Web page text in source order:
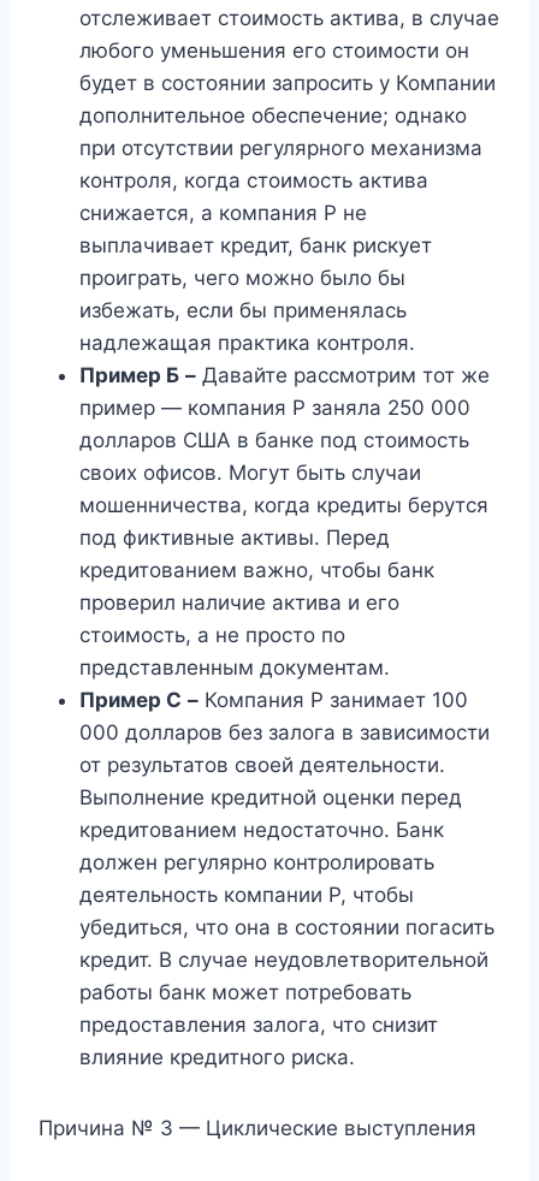
отслеживает стоимость актива, в случае
любого уменьшения его стоимости он
будет в состоянии запросить у Компании
дополнительное обеспечение; однако
при отсутствии регулярного механизма
контроля, когда стоимость актива
снижается, а компания Р не
выплачивает кредит, банк рискует
проиграть, чего можно было бы
избежать, если бы применялась
надлежащая практика контроля.
Пример Б – Давайте рассмотрим тот же
пример — компания P заняла 250 000
долларов США в банке под стоимость
своих офисов. Могут быть случаи
мошенничества, когда кредиты берутся
под фиктивные активы. Перед
кредитованием важно, чтобы банк
проверил наличие актива и его
стоимость, а не просто по
представленным документам.
Пример С – Компания P занимает 100
000 долларов без залога в зависимости
от результатов своей деятельности.
Выполнение кредитной оценки перед
кредитованием недостаточно. Банк
должен регулярно контролировать
деятельность компании P, чтобы
убедиться, что она в состоянии погасить
кредит. В случае неудовлетворительной
работы банк может потребовать
предоставления залога, что снизит
влияние кредитного риска.
Причина № 3 — Циклические выступления